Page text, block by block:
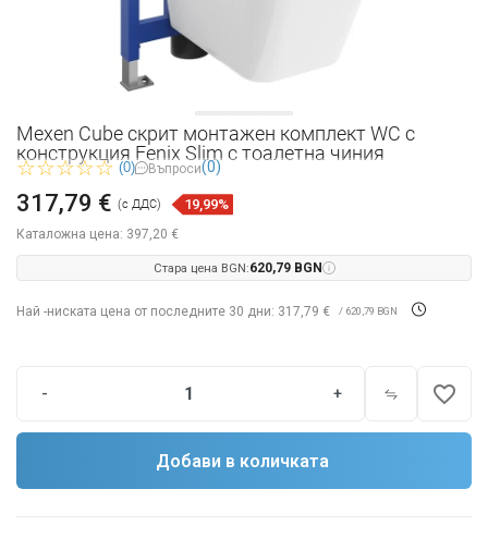
Mexen Cube скрит монтажен комплект WC с
конструкция Fenix Slim с тоалетна чиния
(0) Въпроси(0)
Каталожна цена: 397,20 €
317,79 € (с ДДС) 19,99%
Стара цена BGN:620,79 BGN
Най -ниската цена от последните 30 дни: 317,79 € / 620,79 BGN
- + favorite_border
Добави в количката